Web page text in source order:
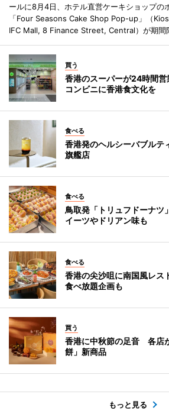
ールに8月4日、ホテル直営ケーキショップの
「Four Seasons Cake Shop Pop-up」（
IFC Mall, 8 Finance Street, Central）が期間
買う
香港のスーパーが24時間
コンビニに香港食文化を
食べる
香港発のヘルシーバブルテ
旗艦店
食べる
鳥取発「トリュフドーナ
イーツやドリアン味も
食べる
香港の尖沙咀に南国風レ
食べ放題企画も
買う
香港に中秋節の足音 各店
餅」新商品
もっと見る